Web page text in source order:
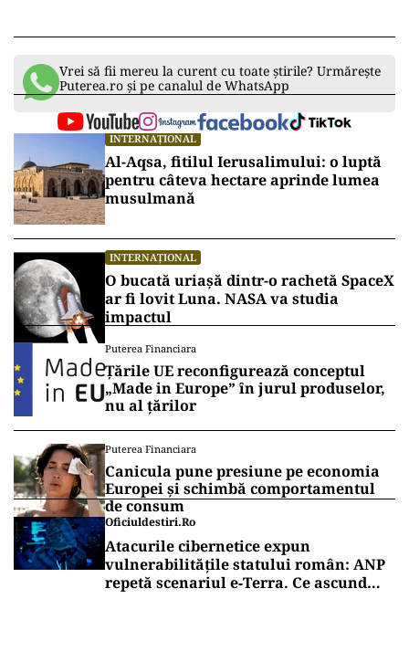
Vrei să fii mereu la curent cu toate știrile? Urmărește
Puterea.ro și pe canalul de WhatsApp
INTERNAȚIONAL
Al-Aqsa, fitilul Ierusalimului: o luptă
pentru câteva hectare aprinde lumea
musulmană
INTERNAȚIONAL
O bucată uriașă dintr-o rachetă SpaceX
ar fi lovit Luna. NASA va studia
impactul
Puterea Financiara
Țările UE reconfigurează conceptul
„Made in Europe” în jurul produselor,
nu al țărilor
Puterea Financiara
Canicula pune presiune pe economia
Europei și schimbă comportamentul
de consum
Oficiuldestiri.ro
Atacurile cibernetice expun
vulnerabilitățile statului român: ANP
repetă scenariul e‑Terra. Ce ascund